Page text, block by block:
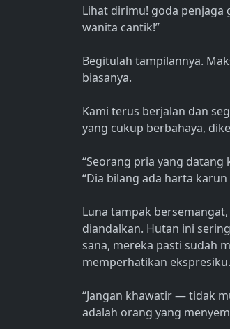
Lihat dirimu! goda penjaga
wanita cantik!”
Begitulah tampilannya.
biasanya.
Kami terus berjalan dan
yang cukup berbahaya,
“Seorang pria yang
“Dia bilang ada harta
Luna tampak
diandalkan. Hutan ini
sana, mereka pasti sudah
memperhatikan ekspresiku.
“Jangan khawatir — tidak
adalah orang yang